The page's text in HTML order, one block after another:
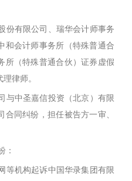
份有限公司、瑞华会计师事务
和会计师事务所（特殊普通合
所（特殊普通合伙）证券虚假
律师。
与中圣嘉信投资（北京）有限
同纠纷，担任被告方一审、
：
等机构起诉中国华录集团有限